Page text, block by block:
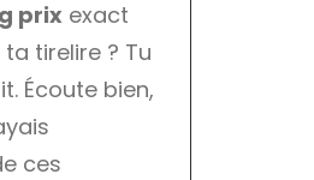
prix exact
tirelire ? Tu
Écoute bien,
ces